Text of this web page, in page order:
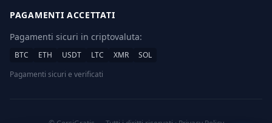
PAGAMENTI ACCETTATI
Pagamenti sicuri in criptovaluta:
BTC ETH USDT LTC XMR
SOL
Pagamenti sicuri e verificati